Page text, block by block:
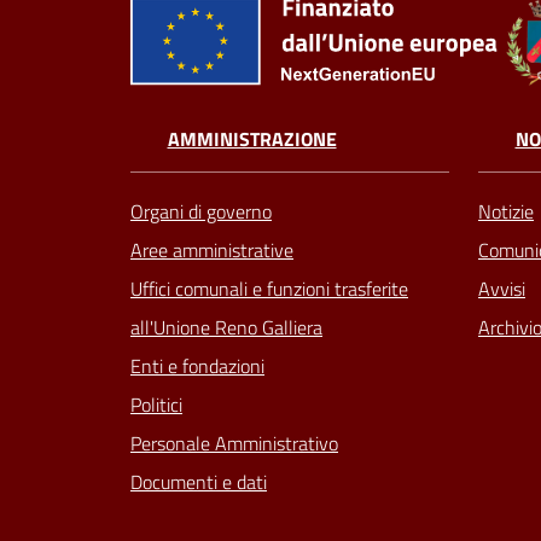
AMMINISTRAZIONE
Organi di governo
Aree amministrative
Uffici comunali e funzioni trasferite
all'Unione Reno Galliera
Enti e fondazioni
Politici
Personale Amministrativo
Documenti e dati
Notizie
Avvisi